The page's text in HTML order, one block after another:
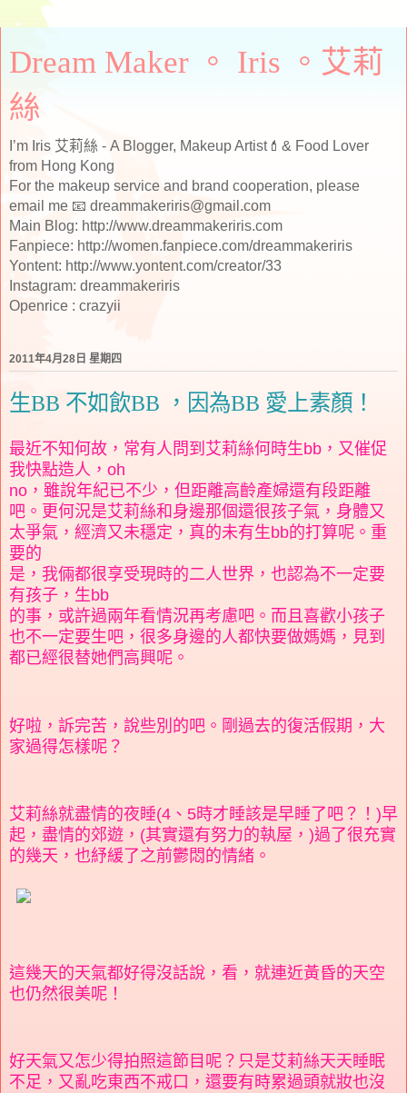
Dream Maker 。 Iris 。艾莉
絲
I’m Iris 艾莉絲 - A Blogger, Makeup Artist💄& Food Lover
from Hong Kong
For the makeup service and brand cooperation, please
email me 📧 dreammakeriris@gmail.com
Main Blog: http://www.dreammakeriris.com
Fanpiece: http://women.fanpiece.com/dreammakeriris
Yontent: http://www.yontent.com/creator/33
Instagram: dreammakeriris
Openrice : crazyii
2011年4月28日 星期四
生BB 不如飲BB ，因為BB 愛上素顏！
最近不知何故，常有人問到艾莉絲何時生bb，又催促
我快點造人，oh
no，雖說年紀已不少，但距離高齡產婦還有段距離
吧。更何況是艾莉絲和身邊那個還很孩子氣，身體又
太爭氣，經濟又未穩定，真的未有生bb的打算呢。重
要的
是，我倆都很享受現時的二人世界，也認為不一定要
有孩子，生bb
的事，或許過兩年看情況再考慮吧。而且喜歡小孩子
也不一定要生吧，很多身邊的人都快要做媽媽，見到
都已經很替她們高興呢。
好啦，訴完苦，說些別的吧。剛過去的復活假期，大
家過得怎樣呢？
艾莉絲就盡情的夜睡(4、5時才睡該是早睡了吧？！)早
起，盡情的郊遊，(其實還有努力的執屋，)過了很充實
的幾天，也紓緩了之前鬱悶的情緒。
這幾天的天氣都好得沒話說，看，就連近黃昏的天空
也仍然很美呢！
好天氣又怎少得拍照這節目呢？只是艾莉絲天天睡眠
不足，又亂吃東西不戒口，還要有時累過頭就妝也沒